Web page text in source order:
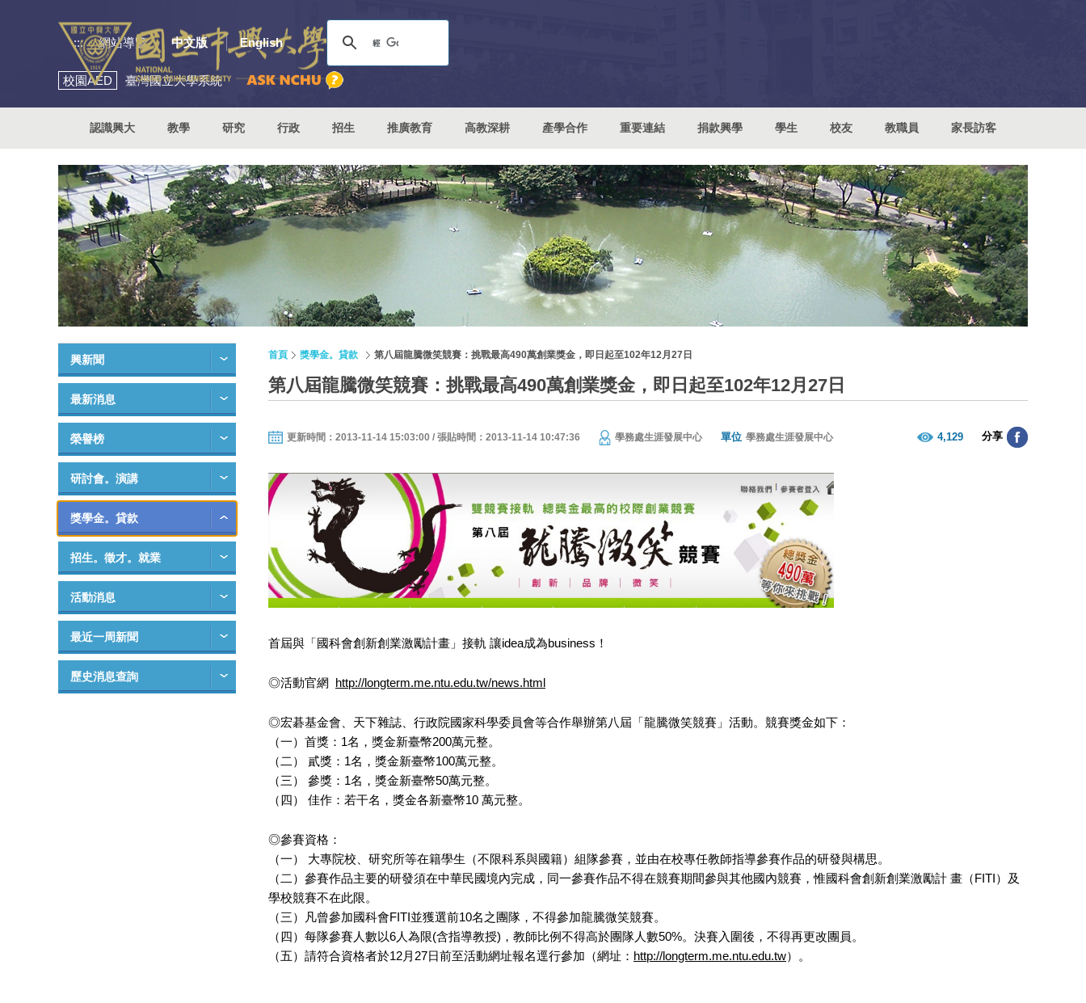
::: 網站導覽 中文版 English
校園AED 臺灣國立大學系統
認識興大 教學 研究 行政 招生 推廣教育 高教深耕 產學合作 重要連結 捐款興學 學生 校友 教職員 家長訪客
興新聞
最新消息
榮譽榜
研討會。演講
獎學金。貸款
招生。徵才。就業
活動消息
最近一周新聞
歷史消息查詢
首頁 獎學金。貸款 第八屆龍騰微笑競賽：挑戰最高490萬創業獎金，即日起至102年12月27日
第八屆龍騰微笑競賽：挑戰最高490萬創業獎金，即日起至102年12月27日
更新時間：2013-11-14 15:03:00 / 張貼時間：2013-11-14 10:47:36 學務處生涯發展中心 單位 學務處生涯發展中心 4,129 分享
首屆與「國科會創新創業激勵計畫」接軌 讓idea成為business！
◎活動官網 http://longterm.me.ntu.edu.tw/news.html
◎宏碁基金會、天下雜誌、行政院國家科學委員會等合作舉辦第八屆「龍騰微笑競賽」活動。競賽獎金如下：
（一）首獎：1名，獎金新臺幣200萬元整。
（二） 貳獎：1名，獎金新臺幣100萬元整。
（三） 參獎：1名，獎金新臺幣50萬元整。
（四） 佳作：若干名，獎金各新臺幣10 萬元整。
◎參賽資格：
（一） 大專院校、研究所等在籍學生（不限科系與國籍）組隊參賽，並由在校專任教師指導參賽作品的研發與構思。
（二）參賽作品主要的研發須在中華民國境內完成，同一參賽作品不得在競賽期間參與其他國內競賽，惟國科會創新創業激勵計 畫（FITI）及
學校競賽不在此限。
（三）凡曾參加國科會FITI並獲選前10名之團隊，不得參加龍騰微笑競賽。
（四）每隊參賽人數以6人為限(含指導教授)，教師比例不得高於團隊人數50%。決賽入圍後，不得再更改團員。
（五）請符合資格者於12月27日前至活動網址報名逕行參加（網址： http://longterm.me.ntu.edu.tw）。